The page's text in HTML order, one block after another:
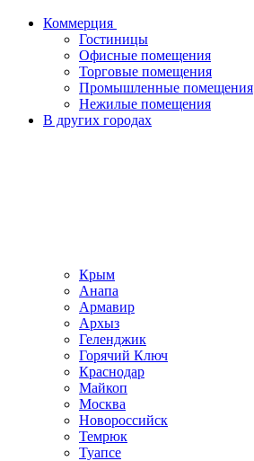
Коммерция
Гостиницы
Офисные помещения
Торговые помещения
Промышленные помещения
Нежилые помещения
В других городах
Крым
Анапа
Армавир
Архыз
Геленджик
Горячий Ключ
Краснодар
Майкоп
Москва
Новороссийск
Темрюк
Туапсе